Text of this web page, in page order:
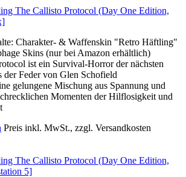
The Callisto Protocol (Day One Edition,
Charakter- & Waffenskin "Retro Häftling"
Skins (nur bei Amazon erhältlich)
ist ein Survival-Horror der nächsten
der Feder von Glen Schofield
gelungene Mischung aus Spannung und
Momenten der Hilflosigkeit und
Preis inkl. MwSt., zzgl. Versandkosten
The Callisto Protocol (Day One Edition,
5]